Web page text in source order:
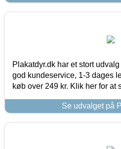
Plakatdyr.dk har et stort
god kundeservice, 1-3 dages
køb over 249 kr. Klik her for at
Se udvalget på